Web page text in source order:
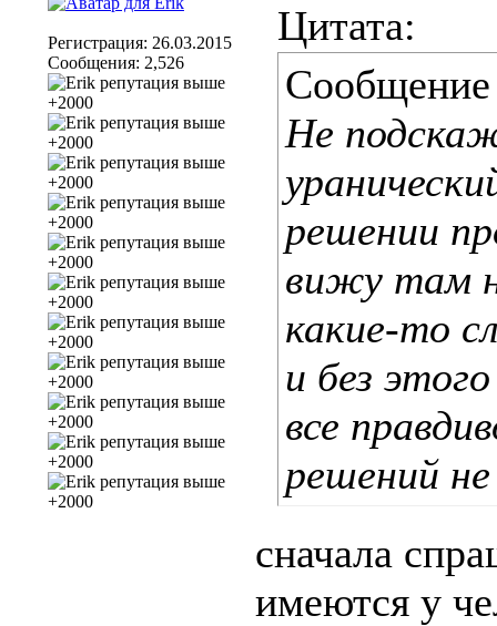
Регистрация: 26.03.2015
Сообщения: 2,526
Цитата:
Не
решении
вижу там
какие-то
и без
все
решений
сначала
имеются у